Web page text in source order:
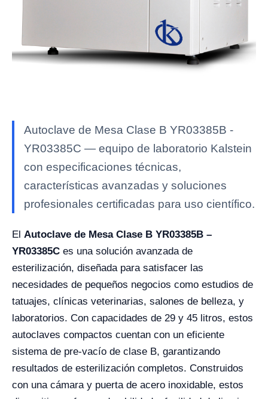
Autoclave de Mesa Clase B YR03385B -
YR03385C — equipo de laboratorio Kalstein
con especificaciones técnicas,
características avanzadas y soluciones
profesionales certificadas para uso científico.
El Autoclave de Mesa Clase B YR03385B –
YR03385C es una solución avanzada de
esterilización, diseñada para satisfacer las
necesidades de pequeños negocios como estudios de
tatuajes, clínicas veterinarias, salones de belleza, y
laboratorios. Con capacidades de 29 y 45 litros, estos
autoclaves compactos cuentan con un eficiente
sistema de pre-vacío de clase B, garantizando
resultados de esterilización completos. Construidos
con una cámara y puerta de acero inoxidable, estos